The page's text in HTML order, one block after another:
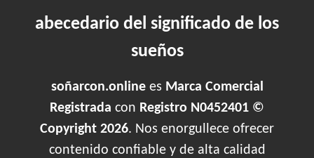
abecedario del significado de los
sueños
soñarcon.onlinees Marca Comercial
Registrada con Registro N0452401 ©
Copyright 2026. Nos enorgullece ofrecer
contenido confiable y de alta calidad